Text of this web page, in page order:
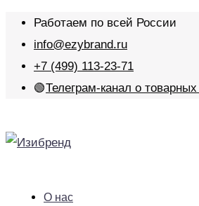
Работаем по всей России
info@ezybrand.ru
+7 (499) 113-23-71
🟢Телеграм-канал о
О нас